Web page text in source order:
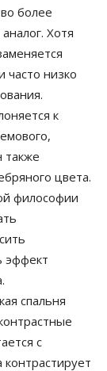
более
Хотя
низко
к
также
цвета.
философии
эффект
спальня
с